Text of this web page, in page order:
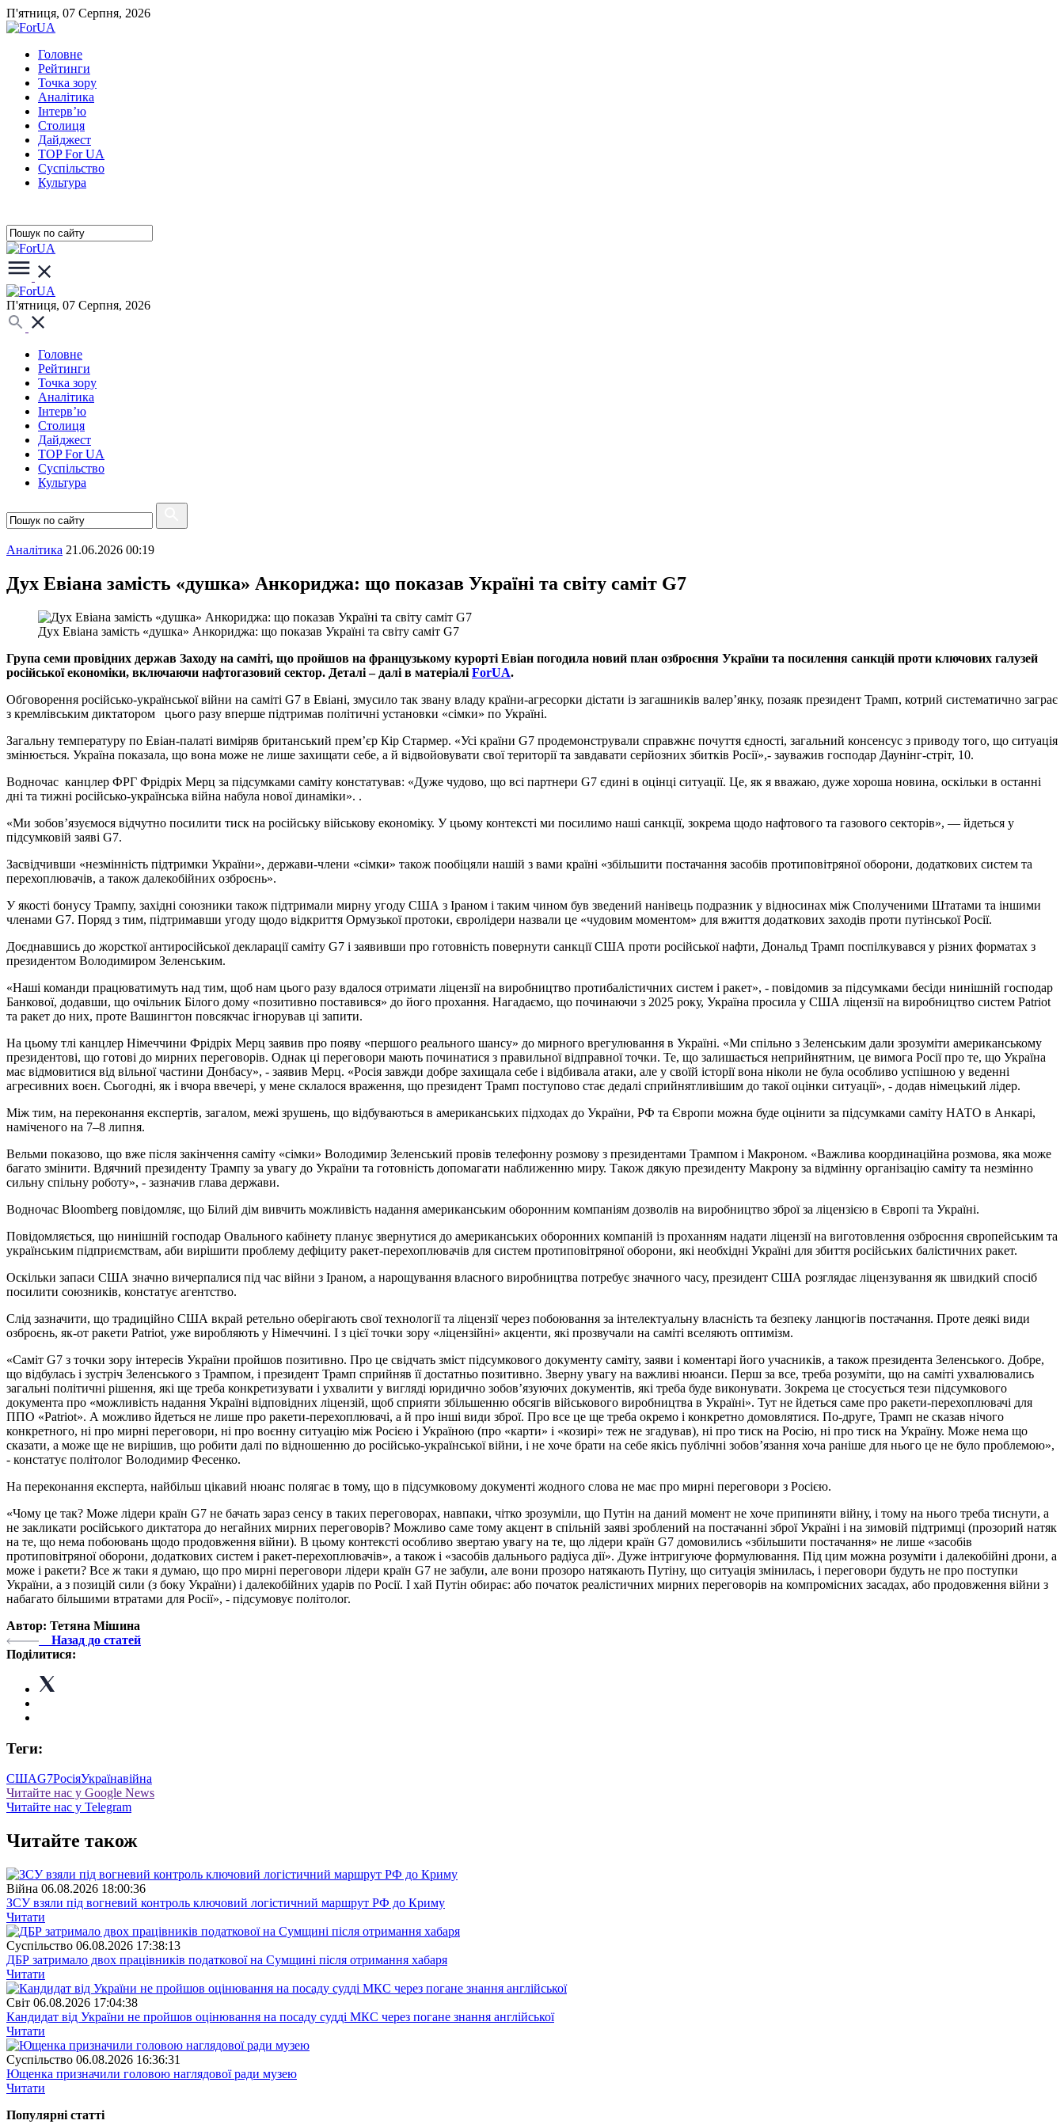
П'ятниця, 07 Серпня, 2026
Головне
Рейтинги
Точка зору
Аналітика
Інтерв’ю
Столиця
Дайджест
TOP For UA
Суспiльство
Культура
П'ятниця, 07 Серпня, 2026
Головне
Рейтинги
Точка зору
Аналітика
Інтерв’ю
Столиця
Дайджест
TOP For UA
Суспiльство
Культура
Аналітика 21.06.2026 00:19
Дух Евіана замість «душка» Анкориджа: що показав Україні та світу саміт G7
Дух Евіана замість «душка» Анкориджа: що показав Україні та світу саміт G7
Група семи провідних держав Заходу на саміті, що пройшов на французькому курорті Евіан погодила новий план озброєння України та посилення санкцій проти ключових галузей
російської економіки, включаючи нафтогазовий сектор. Деталі – далі в матеріалі ForUA.
Обговорення російсько-української війни на саміті G7 в Евіані, змусило так звану владу країни-агресорки дістати із загашників валер’янку, позаяк президент Трамп, котрий систематично заграє
з кремлівським диктатором цього разу вперше підтримав політичні установки «сімки» по Україні.
Загальну температуру по Евіан-палаті виміряв британський прем’єр Кір Стармер. «Усі країни G7 продемонстрували справжнє почуття єдності, загальний консенсус з приводу того, що ситуація
змінюється. Україна показала, що вона може не лише захищати себе, а й відвойовувати свої території та завдавати серйозних збитків Росії»,- зауважив господар Даунінг-стріт, 10.
Водночас канцлер ФРГ Фрідріх Мерц за підсумками саміту констатував: «Дуже чудово, що всі партнери G7 єдині в оцінці ситуації. Це, як я вважаю, дуже хороша новина, оскільки в останні
дні та тижні російсько-українська війна набула нової динаміки». .
«Ми зобов’язуємося відчутно посилити тиск на російську військову економіку. У цьому контексті ми посилимо наші санкції, зокрема щодо нафтового та газового секторів», — йдеться у
підсумковій заяві G7.
Засвідчивши «незмінність підтримки України», держави-члени «сімки» також пообіцяли нашій з вами країні «збільшити постачання засобів протиповітряної оборони, додаткових систем та
перехоплювачів, а також далекобійних озброєнь».
У якості бонусу Трампу, західні союзники також підтримали мирну угоду США з Іраном і таким чином був зведений нанівець подразник у відносинах між Сполученими Штатами та іншими
членами G7. Поряд з тим, підтримавши угоду щодо відкриття Ормузької протоки, євролідери назвали це «чудовим моментом» для вжиття додаткових заходів проти путінської Росії.
Доєднавшись до жорсткої антиросійської декларації саміту G7 і заявивши про готовність повернути санкції США проти російської нафти, Дональд Трамп поспілкувався у різних форматах з
президентом Володимиром Зеленським.
«Наші команди працюватимуть над тим, щоб нам цього разу вдалося отримати ліцензії на виробництво протибалістичних систем і ракет», - повідомив за підсумками бесіди нинішній господар
Банкової, додавши, що очільник Білого дому «позитивно поставився» до його прохання. Нагадаємо, що починаючи з 2025 року, Україна просила у США ліцензії на виробництво систем Patriot
та ракет до них, проте Вашингтон повсякчас ігнорував ці запити.
На цьому тлі канцлер Німеччини Фрідріх Мерц заявив про появу «першого реального шансу» до мирного врегулювання в Україні. «Ми спільно з Зеленським дали зрозуміти американському
президентові, що готові до мирних переговорів. Однак ці переговори мають починатися з правильної відправної точки. Те, що залишається неприйнятним, це вимога Росії про те, що Україна
має відмовитися від вільної частини Донбасу», - заявив Мерц. «Росія завжди добре захищала себе і відбивала атаки, але у своїй історії вона ніколи не була особливо успішною у веденні
агресивних воєн. Сьогодні, як і вчора ввечері, у мене склалося враження, що президент Трамп поступово стає дедалі сприйнятливішим до такої оцінки ситуації», - додав німецький лідер.
Між тим, на переконання експертів, загалом, межі зрушень, що відбуваються в американських підходах до України, РФ та Європи можна буде оцінити за підсумками саміту НАТО в Анкарі,
наміченого на 7–8 липня.
Вельми показово, що вже після закінчення саміту «сімки» Володимир Зеленський провів телефонну розмову з президентами Трампом і Макроном. «Важлива координаційна розмова, яка може
багато змінити. Вдячний президенту Трампу за увагу до України та готовність допомагати наближенню миру. Також дякую президенту Макрону за відмінну організацію саміту та незмінно
сильну спільну роботу», - зазначив глава держави.
Водночас Bloomberg повідомляє, що Білий дім вивчить можливість надання американським оборонним компаніям дозволів на виробництво зброї за ліцензією в Європі та Україні.
Повідомляється, що нинішній господар Овального кабінету планує звернутися до американських оборонних компаній із проханням надати ліцензії на виготовлення озброєння європейським та
українським підприємствам, аби вирішити проблему дефіциту ракет-перехоплювачів для систем протиповітряної оборони, які необхідні Україні для збиття російських балістичних ракет.
Оскільки запаси США значно вичерпалися під час війни з Іраном, а нарощування власного виробництва потребує значного часу, президент США розглядає ліцензування як швидкий спосіб
посилити союзників, констатує агентство.
Слід зазначити, що традиційно США вкрай ретельно оберігають свої технології та ліцензії через побоювання за інтелектуальну власність та безпеку ланцюгів постачання. Проте деякі види
озброєнь, як-от ракети Patriot, уже виробляють у Німеччині. І з цієї точки зору «ліцензійні» акценти, які прозвучали на саміті вселяють оптимізм.
«Саміт G7 з точки зору інтересів України пройшов позитивно. Про це свідчать зміст підсумкового документу саміту, заяви і коментарі його учасників, а також президента Зеленського. Добре,
що відбулась і зустріч Зеленського з Трампом, і президент Трамп сприйняв її достатньо позитивно. Зверну увагу на важливі нюанси. Перш за все, треба розуміти, що на саміті ухвалювались
загальні політичні рішення, які ще треба конкретизувати і ухвалити у вигляді юридично зобов’язуючих документів, які треба буде виконувати. Зокрема це стосується тези підсумкового
документа про «можливість надання Україні відповідних ліцензій, щоб сприяти збільшенню обсягів військового виробництва в Україні». Тут не йдеться саме про ракети-перехоплювачі для
ППО «Patriot». А можливо йдеться не лише про ракети-перехоплювачі, а й про інші види зброї. Про все це ще треба окремо і конкретно домовлятися. По-друге, Трамп не сказав нічого
конкретного, ні про мирні переговори, ні про воєнну ситуацію між Росією і Україною (про «карти» і «козирі» теж не згадував), ні про тиск на Росію, ні про тиск на Україну. Може нема що
сказати, а може ще не вирішив, що робити далі по відношенню до російсько-української війни, і не хоче брати на себе якісь публічні зобов’язання хоча раніше для нього це не було проблемою»,
- констатує політолог Володимир Фесенко.
На переконання експерта, найбільш цікавий нюанс полягає в тому, що в підсумковому документі жодного слова не має про мирні переговори з Росією.
«Чому це так? Може лідери країн G7 не бачать зараз сенсу в таких переговорах, навпаки, чітко зрозуміли, що Путін на даний момент не хоче припиняти війну, і тому на нього треба тиснути, а
не закликати російського диктатора до негайних мирних переговорів? Можливо саме тому акцент в спільній заяві зроблений на постачанні зброї Україні і на зимовій підтримці (прозорий натяк
на те, що нема побоювань щодо продовження війни). В цьому контексті особливо звертаю увагу на те, що лідери країн G7 домовились «збільшити постачання» не лише «засобів
протиповітряної оборони, додаткових систем і ракет-перехоплювачів», а також і «засобів дальнього радіуса дії». Дуже інтригуюче формулювання. Під цим можна розуміти і далекобійні дрони, а
може і ракети? Все ж таки я думаю, що про мирні переговори лідери країн G7 не забули, але вони прозоро натякають Путіну, що ситуація змінилась, і переговори будуть не про поступки
України, а з позицій сили (з боку України) і далекобійних ударів по Росії. І хай Путін обирає: або початок реалістичних мирних переговорів на компромісних засадах, або продовження війни з
набагато більшими втратами для Росії», - підсумовує політолог.
Автор: Тетяна Мішина
Назад до статей
Поділитися:
Теги:
СШАG7РосіяУкраїнавійна
Читайте нас у Google News
Читайте нас у Telegram
Читайте також
Війна 06.08.2026 18:00:36
ЗСУ взяли під вогневий контроль ключовий логістичний маршрут РФ до Криму
Читати
Суспiльство 06.08.2026 17:38:13
ДБР затримало двох працівників податкової на Сумщині після отримання хабаря
Читати
Свiт 06.08.2026 17:04:38
Кандидат від України не пройшов оцінювання на посаду судді МКС через погане знання англійської
Читати
Суспiльство 06.08.2026 16:36:31
Ющенка призначили головою наглядової ради музею
Читати
Популярнi статтi